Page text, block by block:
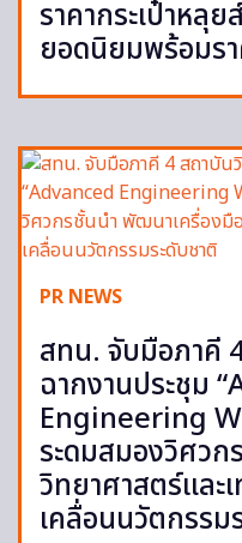
ราคากระเป๋าหลุ
ยอดนิยมพร้อมร
PR NEWS
สทน. จับมือภาคี
ฉากงานประชุม
Engineering
ระดมสมองวิศว
วิทยาศาสตร์และ
เคลื่อนนวัตกรรม